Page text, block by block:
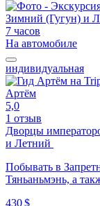
7 часов
На автомобиле
индивидуальная
Артём
5,0
1 отзыв
Дворцы
и Летний
Побывать в
Тяньаньмэнь, а
430 $